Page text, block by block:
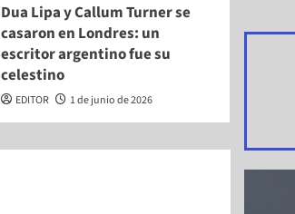
Dua Lipa y Callum Turner se
casaron en Londres: un
escritor argentino fue su
celestino
EDITOR 1 de junio de 2026